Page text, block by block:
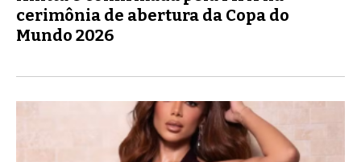
cerimônia de abertura da Copa do
Mundo 2026